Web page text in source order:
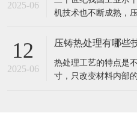
加热和冷却引起固溶
2025-06
机技术也不断成熟，
Si-Cu、Al-Si-Mg等。
高压快速凝固的特点
12
2025-06
压铸热处理有哪些
热处理工艺的特点是
寸，只改变材料内部